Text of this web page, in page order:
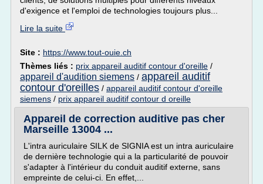
d'exigence et l'emploi de technologies toujours plus...
Lire la suite
Site : https://www.tout-ouie.ch
Thèmes liés : prix appareil auditif contour d'oreille /
appareil d'audition siemens / appareil auditif
contour d'oreilles / appareil auditif contour d'oreille
siemens / prix appareil auditif contour d oreille
Appareil de correction auditive pas cher
Marseille 13004 ...
L'intra auriculaire SILK de SIGNIA est un intra auriculaire
de dernière technologie qui a la particularité de pouvoir
s'adapter à l'intérieur du conduit auditif externe, sans
empreinte de celui-ci. En effet,...